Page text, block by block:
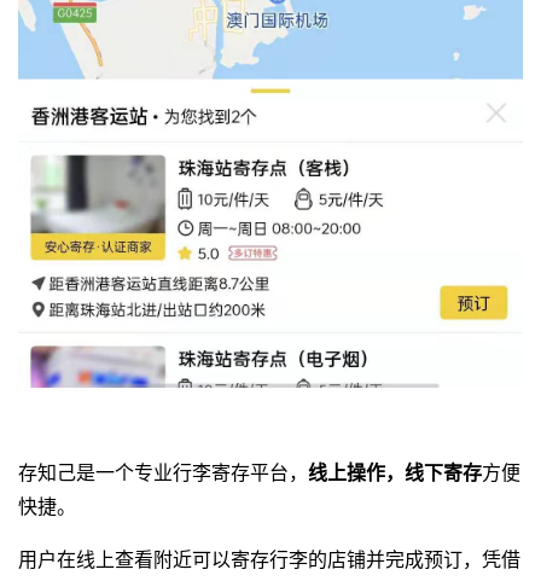
存知己是一个专业行李寄存平台， 线上操作，线下寄存方便
快捷。
用户在线上查看附近可以寄存行李的店铺并完成预订，凭借